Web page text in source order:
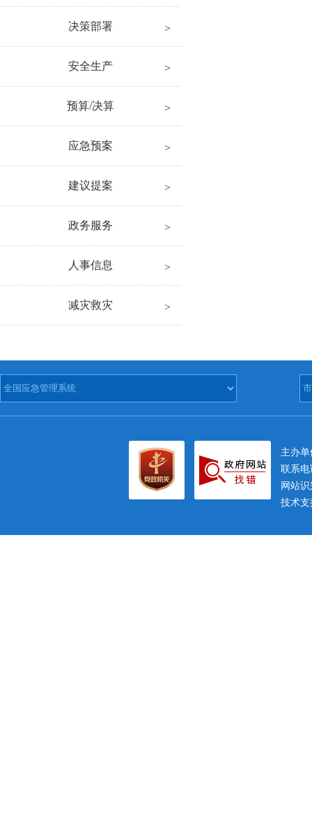
决策部署
安全生产
预算/决算
应急预案
建议提案
政务服务
人事信息
减灾救灾
主办
联系电
网站
技术